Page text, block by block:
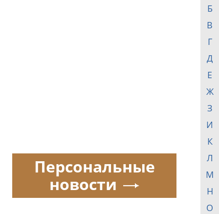
Б
В
Г
Д
Е
Ж
З
И
К
Л
М
Н
О
Персональные
новости